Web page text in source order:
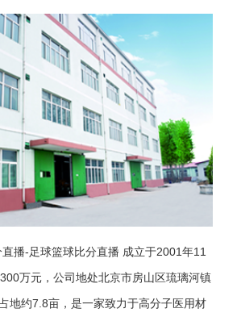
-足球篮球比分直播 成立于2001年11
万元，公司地处北京市房山区琉璃河镇
地约7.8亩，是一家致力于高分子医用材